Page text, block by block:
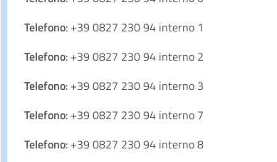
Telefono: +39 0827 230 94 interno 1
Telefono: +39 0827 230 94 interno 2
Telefono: +39 0827 230 94 interno 3
Telefono: +39 0827 230 94 interno 7
Telefono: +39 0827 230 94 interno 8